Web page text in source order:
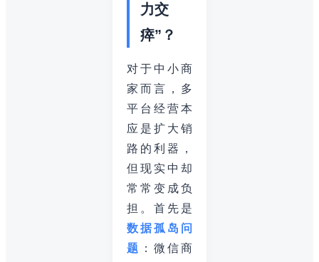
力交
瘁”？
对于中小商
家而言，多
平台经营本
应是扩大销
路的利器，
但现实中却
常常变成负
担。首先是
数据孤岛问
题 ：微信商